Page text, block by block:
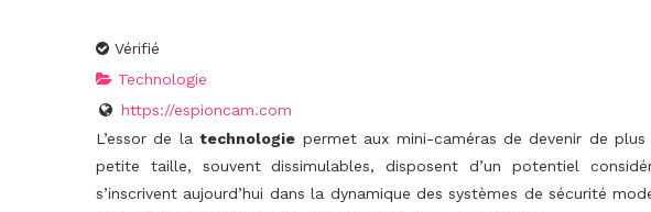
Vérifié
Technologie
https://espioncam.com
L’essor de latechnologie permet aux mini-caméras de devenir de
petite taille, souvent dissimulables, disposent d’un potentiel
s’inscrivent aujourd’hui dans la dynamique des systèmes de sécurité